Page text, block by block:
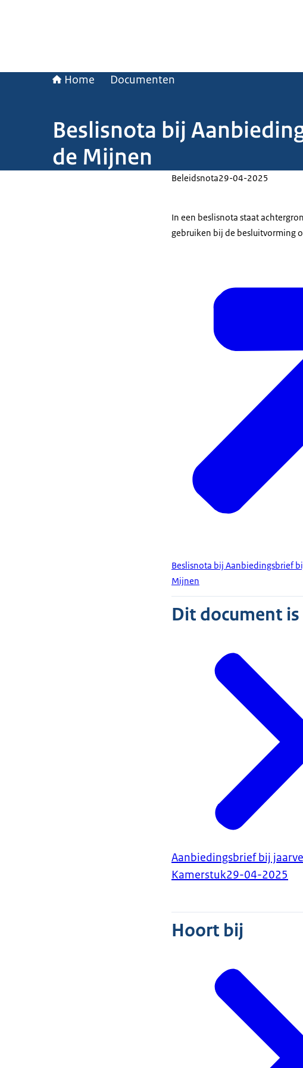
Home Documenten
Beslisnota bij
de Mijnen
Beleidsnota29-04-2025
In een beslisnota staat
gebruiken bij de besluitvorming
Beslisnota bij Aanbiedingsbrief
Mijnen
Dit document
Aanbiedingsbrief bij
Kamerstuk29-04-2025
Hoort bij